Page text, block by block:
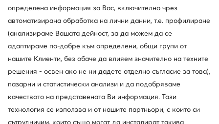
определена информация за Вас, включително чрез
автоматизирана обработка на лични данни, т.е. профилиране
(анализираме Вашата дейност, за да можем да се
адаптираме по-добре към определени, общи групи от
нашите Клиенти, без обаче да влияем значително на техните
решения - освен ако не ни дадете отделно съгласие за това),
пазарни и статистически анализи и да подобряваме
качеството на представената Ви информация. Тази
технология се използва и от нашите партньори, с които си
сътрудничим, които също могат да инсталират такива